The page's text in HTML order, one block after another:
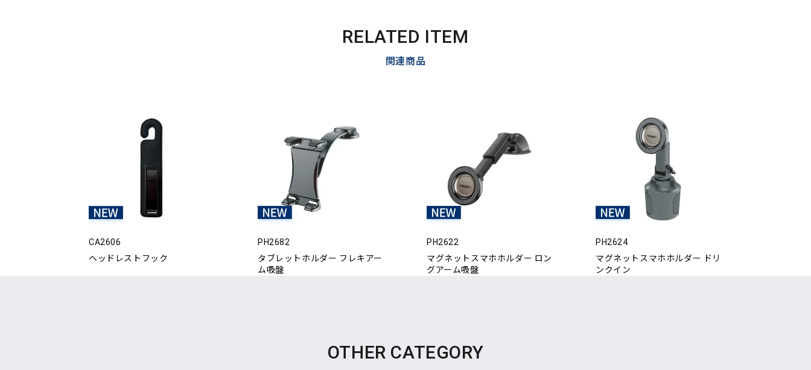
RELATED ITEM
関連商品
CA2606
ヘッドレストフック
PH2682
タブレットホルダー フレキアー
ム吸盤
PH2622
マグネットスマホホルダー ロン
グアーム吸盤
PH2624
マグネットスマホホルダー ドリ
ンクイン
OTHER CATEGORY